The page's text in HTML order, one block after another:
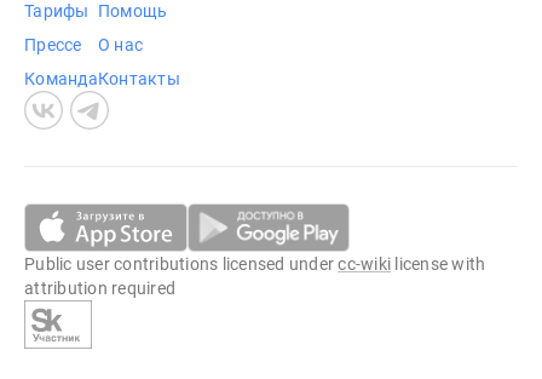
Тарифы
Прессе
Команда
Помощь
О нас
Контакты
Public user contributions licensed undercc-wiki license with
attribution required